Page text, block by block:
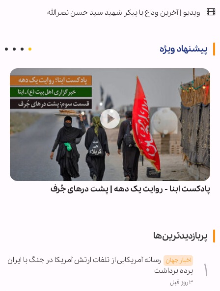
ویدیو | آخرین وداع با پیکر شهید سید حسن نصرالله
پیشنهاد ویژه
پادکست ابنا - روایت یک دهه | پشت درهای جُرف
پربازدیدترین‌ها
اخبار جهان رسانه آمریکایی از تلفات ارتش آمریکا در جنگ با ایران
پرده برداشت
۳ روز قبل